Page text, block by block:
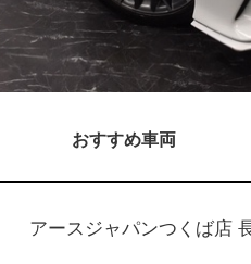
おすすめ車両
アースジャパンつくば店